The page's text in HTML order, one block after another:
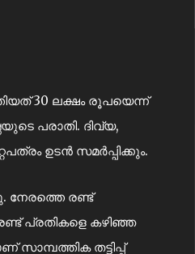
30 ലക്ഷം രൂപയെന്ന്
പരാതി. ദിവ്യ,
ഉടൻ സമർപ്പിക്കും.
നേരത്തെ രണ്ട്
പ്രതികളെ കഴിഞ്ഞ
തട്ടിപ്പ്